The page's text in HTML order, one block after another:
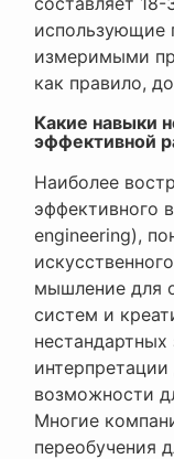
использующие
измеримыми
как правило,
Какие навыки
эффективной
Наиболее
эффективного
engineering),
мышление для
систем и
возможности
Многие
переобучения